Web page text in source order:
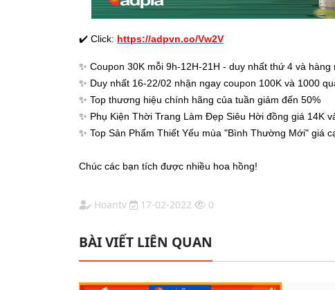
✔️ Click: https://adpvn.co/Vw2V
✨ Coupon 30K mỗi 9h-12H-21H - duy nhất thứ 4 và hàng
✨ Duy nhất 16-22/02 nhận ngay coupon 100K và 1000
✨ Top thương hiệu chính hãng của tuần giảm đến 50%
✨ Phụ Kiện Thời Trang Làm Đẹp Siêu Hời đồng giá 14K
✨ Top Sản Phẩm Thiết Yếu mùa "Bình Thường Mới" giá
Chúc các bạn tích được nhiều hoa hồng!
Hoantv 17-02-2022 0
BÀI VIẾT LIÊN QUAN